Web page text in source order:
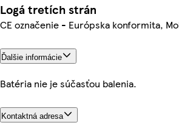
Logá tretích strán
CE označenie - Európska konformita,
Ďalšie informácie
Batéria nie je súčasťou balenia.
Kontaktná adresa